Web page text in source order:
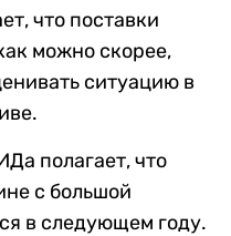
что поставки
можно скорее,
ситуацию в
полагает, что
с большой
в следующем году.